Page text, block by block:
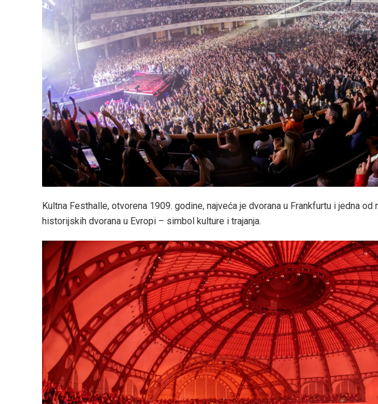
Kultna Festhalle, otvorena 1909. godine, najveća je dvorana u Frankfurtu i jedna
historijskih dvorana u Evropi – simbol kulture i trajanja.